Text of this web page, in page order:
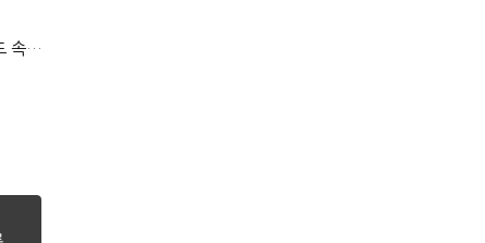
티빙 첫 분기 흑자…"2031년까지 KBO 독점, 웨이브 합병도 속도"